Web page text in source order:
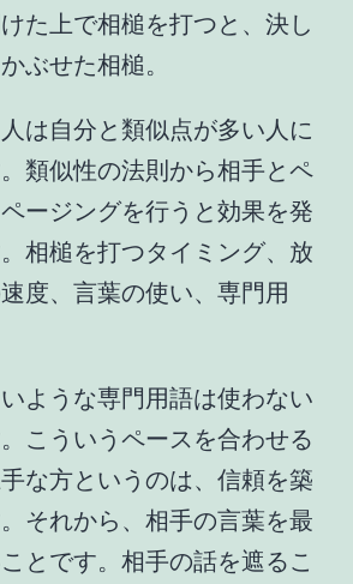
た上で相槌を打つと、決し
ぶせた相槌。
は自分と類似点が多い人に
類似性の法則から相手とペ
ージングを行うと効果を発
相槌を打つタイミング、放
度、言葉の使い、専門用
ような専門用語は使わない
こういうペースを合わせる
な方というのは、信頼を築
それから、相手の言葉を最
とです。相手の話を遮るこ